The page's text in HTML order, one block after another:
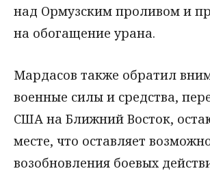
над Ормузским проливом и
на обогащение урана.
Мардасов также обратил
военные силы и средства,
США на Ближний Восток,
месте, что оставляет
возобновления боевых